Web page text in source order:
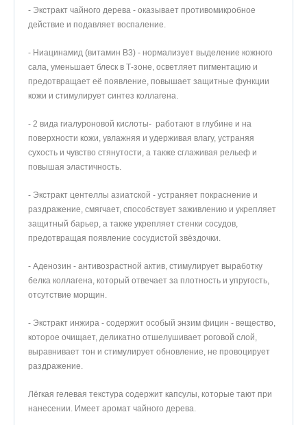
- Экстракт чайного дерева - оказывает противомикробное
действие и подавляет воспаление.
- Ниацинамид (витамин B3) - нормализует выделение кожного
сала, уменьшает блеск в Т-зоне, осветляет пигментацию и
предотвращает её появление, повышает защитные функции
кожи и стимулирует синтез коллагена.
- 2 вида гиалуроновой кислоты- работают в глубине и на
поверхности кожи, увлажняя и удерживая влагу, устраняя
сухость и чувство стянутости, а также сглаживая рельеф и
повышая эластичность.
- Экстракт центеллы азиатской - устраняет покраснение и
раздражение, смягчает, способствует заживлению и укрепляет
защитный барьер, а также укрепляет стенки сосудов,
предотвращая появление сосудистой звёздочки.
- Аденозин - антивозрастной актив, стимулирует выработку
белка коллагена, который отвечает за плотность и упругость,
отсутствие морщин.
- Экстракт инжира - содержит особый энзим фицин - вещество,
которое очищает, деликатно отшелушивает роговой слой,
выравнивает тон и стимулирует обновление, не провоцирует
раздражение.
Лёгкая гелевая текстура содержит капсулы, которые тают при
нанесении. Имеет аромат чайного дерева.